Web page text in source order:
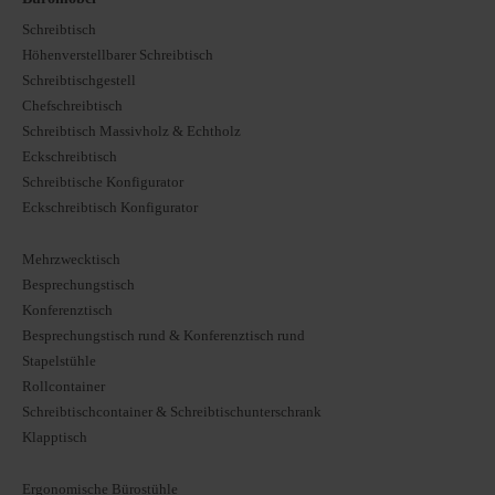
Schreibtisch
Höhenverstellbarer Schreibtisch
Schreibtischgestell
Chefschreibtisch
Schreibtisch Massivholz & Echtholz
Eckschreibtisch
Schreibtische Konfigurator
Eckschreibtisch Konfigurator
Mehrzwecktisch
Besprechungstisch
Konferenztisch
Besprechungstisch rund & Konferenztisch rund
Stapelstühle
Rollcontainer
Schreibtischcontainer & Schreibtischunterschrank
Klapptisch
Ergonomische Bürostühle